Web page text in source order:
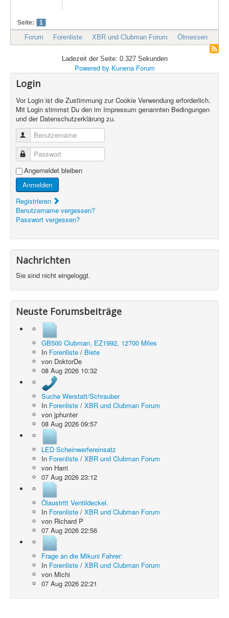
Seite: 1
Forum Forenliste XBR und Clubman Forum Ölmessen
Ladezeit der Seite: 0.327 Sekunden
Powered by Kunena Forum
Login
Vor Login ist die Zustimmung zur Cookie Verwendung erforderlich.
Mit Login stimmst Du den im Impressum genannten Bedingungen
und der Datenschutzerklärung zu.
Benutzername
Passwort
Angemeldet bleiben
Anmelden
Registrieren
Benutzername vergessen?
Passwort vergessen?
Nachrichten
Sie sind nicht eingeloggt.
Neuste Forumsbeiträge
GB500 Clubman, EZ1992, 12700 Miles
In Forenliste / Biete
von DoktorDe
08 Aug 2026 10:32
Suche Werstatt/Schrauber
In Forenliste / XBR und Clubman Forum
von jphunter
08 Aug 2026 09:57
LED Scheinwerfereinsatz
In Forenliste / XBR und Clubman Forum
von Harri
07 Aug 2026 23:12
Ölaustritt Ventildeckel.
In Forenliste / XBR und Clubman Forum
von Richard P
07 Aug 2026 22:56
Frage an die Mikuni Fahrer:
In Forenliste / XBR und Clubman Forum
von Michi
07 Aug 2026 22:21